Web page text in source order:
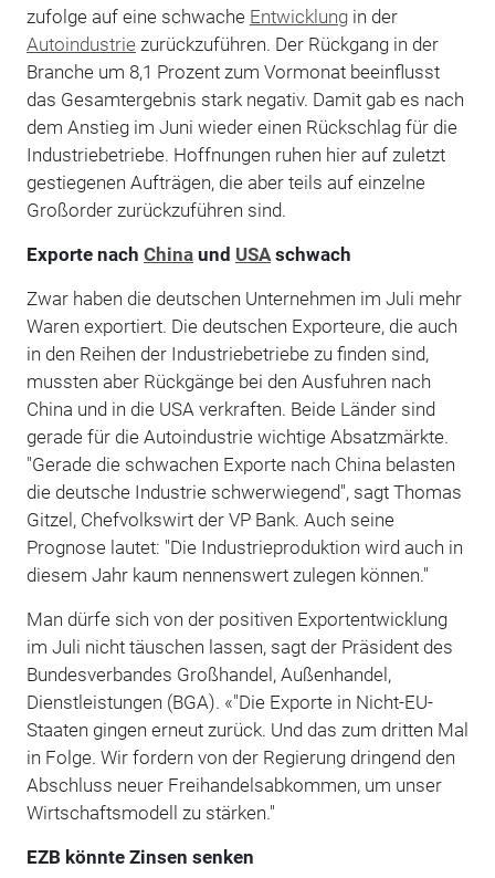
zufolge auf eine schwache Entwicklungin der
Autoindustrie zurückzuführen. Der Rückgang in der
Branche um 8,1 Prozent zum Vormonat beeinflusst
das Gesamtergebnis stark negativ. Damit gab es nach
dem Anstieg im Juni wieder einen Rückschlag für die
Industriebetriebe. Hoffnungen ruhen hier auf zuletzt
gestiegenen Aufträgen, die aber teils auf einzelne
Großorder zurückzuführen sind.
Exporte nach Chinaund USAschwach
Zwar haben die deutschen Unternehmen im Juli mehr
Waren exportiert. Die deutschen Exporteure, die auch
in den Reihen der Industriebetriebe zu finden sind,
mussten aber Rückgänge bei den Ausfuhren nach
China und in die USA verkraften. Beide Länder sind
gerade für die Autoindustrie wichtige Absatzmärkte.
"Gerade die schwachen Exporte nach China belasten
die deutsche Industrie schwerwiegend", sagt Thomas
Gitzel, Chefvolkswirt der VP Bank. Auch seine
Prognose lautet: "Die Industrieproduktion wird auch in
diesem Jahr kaum nennenswert zulegen können."
Man dürfe sich von der positiven Exportentwicklung
im Juli nicht täuschen lassen, sagt der Präsident des
Bundesverbandes Großhandel, Außenhandel,
Dienstleistungen (BGA). «"Die Exporte in Nicht-EU-
Staaten gingen erneut zurück. Und das zum dritten Mal
in Folge. Wir fordern von der Regierung dringend den
Abschluss neuer Freihandelsabkommen, um unser
Wirtschaftsmodell zu stärken."
EZB könnte Zinsen senken